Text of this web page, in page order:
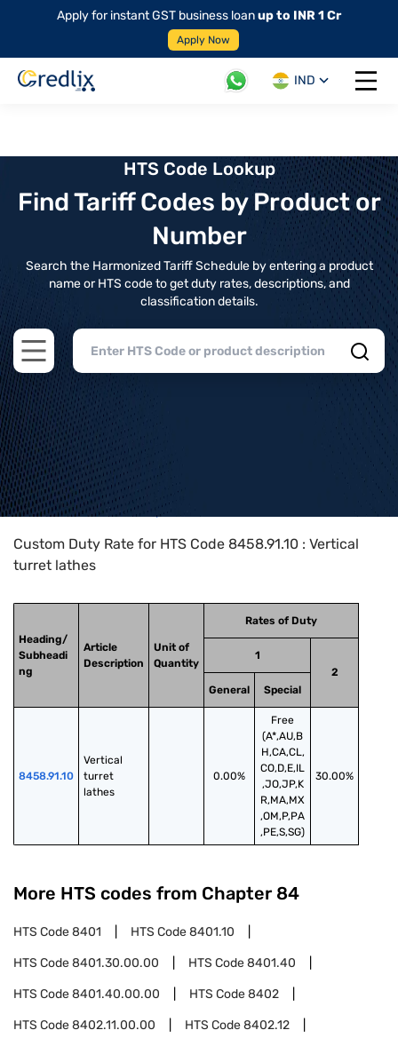
Apply for instant GST business loanup to INR 1 Cr
Apply Now
IND
Open
HTS Code Lookup
Find Tariff Codes by Product or
Number
Search the Harmonized Tariff Schedule by entering a product
name or HTS code to get duty rates, descriptions, and
classification details.
Open main menu
Home>HTS Codes> Chapter
Custom Duty Rate for HTS Code 8458.91.10 : Vertical
turret lathes
Heading/
Subheadi
ng
Article
Description
Unit of
Quantity
Rates of Duty
1
2
General
Special
8458.91.10
Vertical
turret
lathes
0.00%
Free
(A*,AU,B
H,CA,CL,
CO,D,E,IL
,JO,JP,K
R,MA,MX
,OM,P,PA
,PE,S,SG)
30.00%
More HTS codes from Chapter 84
HTS Code8401 HTS Code8401.10
HTS Code8401.30.00.00 HTS Code8401.40
HTS Code8401.40.00.00 HTS Code8402
HTS Code8402.11.00.00 HTS Code8402.12